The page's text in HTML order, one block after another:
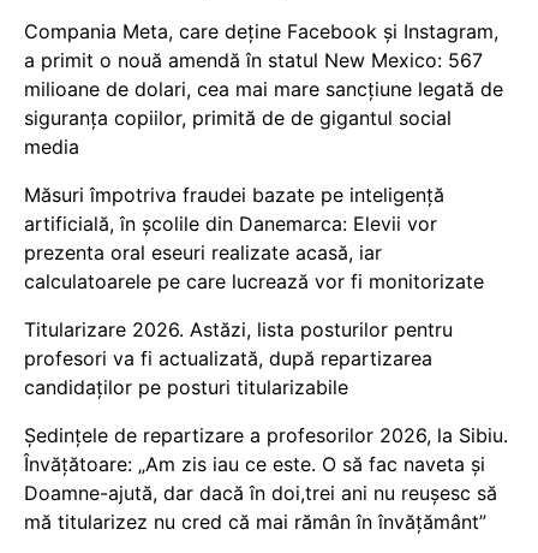
Compania Meta, care deține Facebook și Instagram,
a primit o nouă amendă în statul New Mexico: 567
milioane de dolari, cea mai mare sancțiune legată de
siguranța copiilor, primită de de gigantul social
media
Măsuri împotriva fraudei bazate pe inteligență
artificială, în școlile din Danemarca: Elevii vor
prezenta oral eseuri realizate acasă, iar
calculatoarele pe care lucrează vor fi monitorizate
Titularizare 2026. Astăzi, lista posturilor pentru
profesori va fi actualizată, după repartizarea
candidaților pe posturi titularizabile
Ședințele de repartizare a profesorilor 2026, la Sibiu.
Învățătoare: „Am zis iau ce este. O să fac naveta și
Doamne-ajută, dar dacă în doi,trei ani nu reușesc să
mă titularizez nu cred că mai rămân în învățământ”